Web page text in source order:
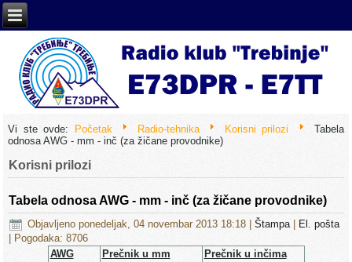
Vi ste ovde: Početak Radio-tehnika Korisni prilozi
Tabela
odnosa AWG - mm - inč (za žičane provodnike)
Korisni prilozi
Tabela odnosa AWG - mm - inč (za žičane provodnike)
Objavljeno ponedeljak, 04 novembar 2013 18:18 |Štampa
El. pošta
| Pogodaka: 8706
AWG
Prečnik u mm
Prečnik u inčima